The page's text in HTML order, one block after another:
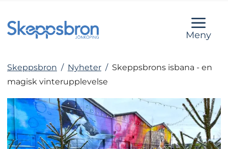
Meny
Skeppsbron / Nyheter / Skeppsbrons isbana - en
magisk vinterupplevelse